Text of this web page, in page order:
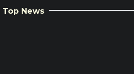
Top News